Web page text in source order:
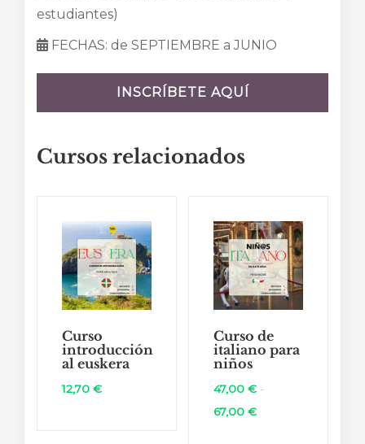
estudiantes)
FECHAS: de SEPTIEMBRE a JUNIO
INSCRÍBETE AQUÍ
Cursos relacionados
Curso
introducción
al euskera
12,70 €
Curso de
italiano para
niños
47,00€ -
67,00€Rango